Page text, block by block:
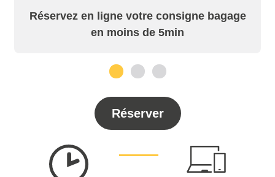
Réservez en ligne votre consigne bagage
en moins de 5min
Réserver